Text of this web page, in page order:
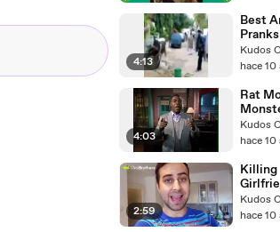
2014
4:13
Best
Kudos
hace 10
4:03
Rat
Scare
Kudos
hace 10
2:59
Killing
Dog in
Kudos
hace 10